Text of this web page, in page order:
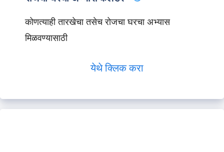
कोणत्याही तारखेचा तसेच रोजचा घरचा अभ्यास
मिळवण्यासाठी
येथे क्लिक करा